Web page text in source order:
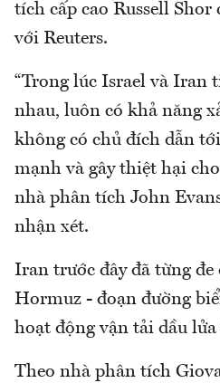
tích cấp cao Russell Shor
với Reuters.
“Trong lúc Israel và Iran
nhau, luôn có khả năng
không có chủ đích dẫn
mạnh và gây thiệt hại
nhà phân tích John
nhận xét.
Iran trước đây đã từng đe
Hormuz - đoạn đường
hoạt động vận tải dầu lửa
Theo nhà phân tích